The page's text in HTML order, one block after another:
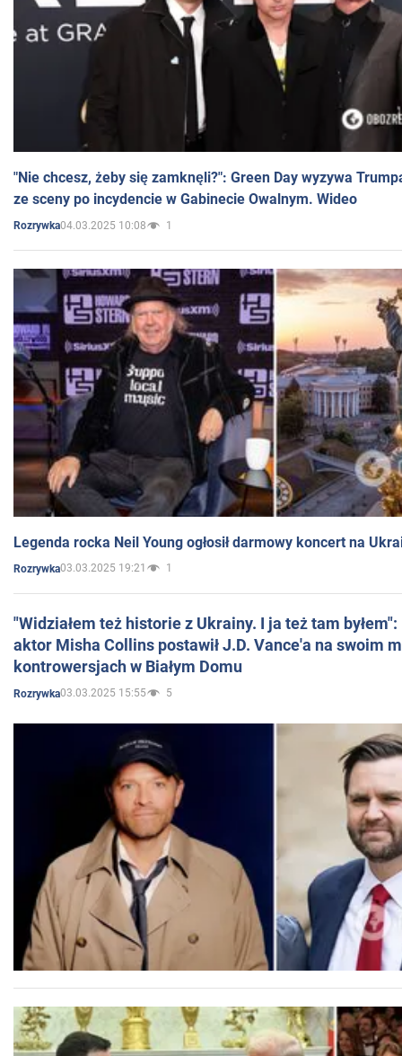
"Nie chcesz, żeby się zamknęli?": Green Day wyzywa
ze sceny po incydencie w Gabinecie Owalnym. Wideo
Rozrywka04.03.2025 10:08 1
Legenda rocka Neil Young ogłosił darmowy koncert na
Rozrywka03.03.2025 19:21 1
"Widziałem też historie z Ukrainy. I ja też tam
aktor Misha Collins postawił J.D. Vance'a na swoim
kontrowersjach w Białym Domu
Rozrywka03.03.2025 15:55 5